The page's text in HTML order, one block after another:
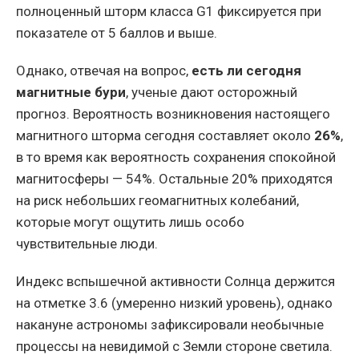
полноценный шторм класса G1 фиксируется при
показателе от 5 баллов и выше.
Однако, отвечая на вопрос, есть ли сегодня
магнитные бури, ученые дают осторожный
прогноз. Вероятность возникновения настоящего
магнитного шторма сегодня составляет около 26%,
в то время как вероятность сохранения спокойной
магнитосферы — 54%. Остальные 20% приходятся
на риск небольших геомагнитных колебаний,
которые могут ощутить лишь особо
чувствительные люди.
Индекс вспышечной активности Солнца держится
на отметке 3.6 (умеренно низкий уровень), однако
накануне астрономы зафиксировали необычные
процессы на невидимой с Земли стороне светила.